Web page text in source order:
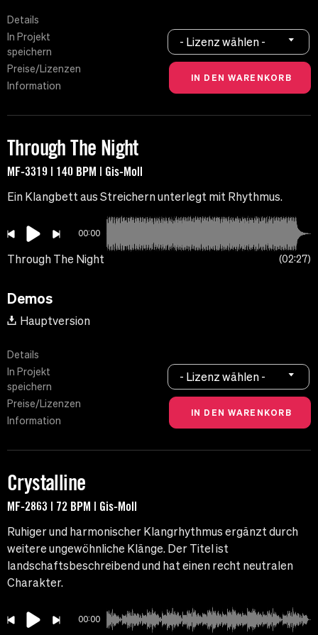
Details
In Projekt
speichern
Preise/Lizenzen
Information
- Lizenz wählen -
Through The Night
MF-3319 | 140 BPM | Gis-Moll
Ein Klangbett aus Streichern unterlegt mit Rhythmus.
00:00
Through The Night 02:27
Demos
Hauptversion
Details
In Projekt
speichern
Preise/Lizenzen
Information
- Lizenz wählen -
Crystalline
MF-2863 | 72 BPM | Gis-Moll
Ruhiger und harmonischer Klangrhythmus ergänzt durch
weitere ungewöhnliche Klänge. Der Titel ist
landschaftsbeschreibend und hat einen recht neutralen
Charakter.
00:00